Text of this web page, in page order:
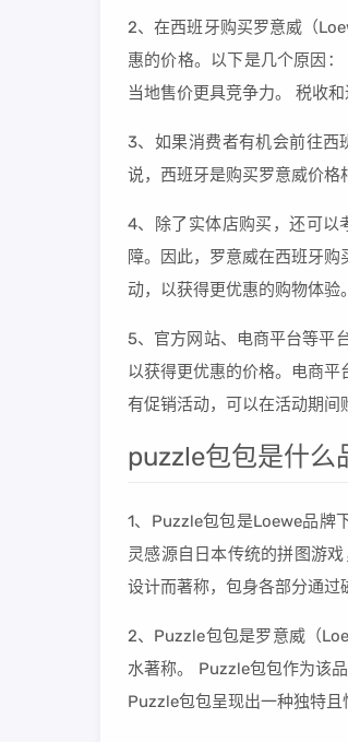
2、在西班牙购买罗意威（
惠的价格。以下是几个原因
当地售价更具竞争力。 税收
3、如果消费者有机会前往西
说，西班牙是购买罗意威价格
4、除了实体店购买，还可以
障。因此，罗意威在西班牙
动，以获得更优惠的购物体验
5、官方网站、电商平台等平
以获得更优惠的价格。电商
有促销活动，可以在活动期间
puzzle包包是什么
1、Puzzle包包是Loewe品牌
灵感源自日本传统的拼图游
设计而著称，包身各部分通过
2、Puzzle包包是罗意威（
水著称。 Puzzle包包作为该
Puzzle包包呈现出一种独特且